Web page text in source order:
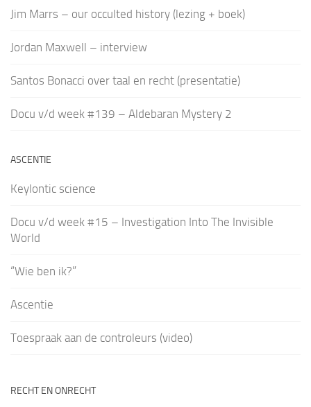
Jim Marrs – our occulted history (lezing + boek)
Jordan Maxwell – interview
Santos Bonacci over taal en recht (presentatie)
Docu v/d week #139 – Aldebaran Mystery 2
ASCENTIE
Keylontic science
Docu v/d week #15 – Investigation Into The Invisible
World
“Wie ben ik?”
Ascentie
Toespraak aan de controleurs (video)
RECHT EN ONRECHT